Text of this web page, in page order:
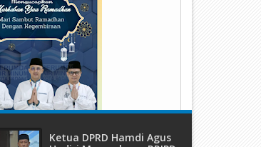
Kota Padang
Pangilun, 25
Terdampak
Ketua DPRD Hamdi Agus